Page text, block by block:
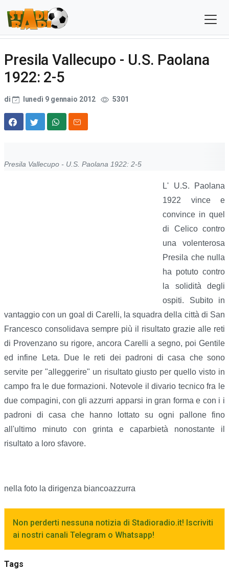
Presila Vallecupo - U.S. Paolana
1922: 2-5
di lunedì 9 gennaio 2012 5301
Presila Vallecupo - U.S. Paolana 1922: 2-5
L' U.S. Paolana
1922 vince e
convince in quel
di Celico contro
una volenterosa
Presila che nulla
ha potuto contro
la solidità degli
ospiti. Subito in
vantaggio con un goal di Carelli, la squadra della città di San
Francesco consolidava sempre più il risultato grazie alle reti
di Provenzano su rigore, ancora Carelli a segno, poi Gentile
ed infine Leta. Due le reti dei padroni di casa che sono
servite per "alleggerire" un risultato giusto per quello visto in
campo fra le due formazioni. Notevole il divario tecnico fra le
due compagini, con gli azzurri apparsi in gran forma e con i i
padroni di casa che hanno lottato su ogni pallone fino
all'ultimo minuto con grinta e caparbietà nonostante il
risultato a loro sfavore.
nella foto la dirigenza biancoazzurra
Non perderti nessuna notizia di Stadioradio.it! Iscriviti
ai nostri canali Telegram o Whatsapp!
Tags